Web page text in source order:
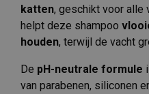
katten, geschikt voor alle
helpt deze shampoo
houden, terwijl de vacht
De pH-neutrale formule
van parabenen, siliconen